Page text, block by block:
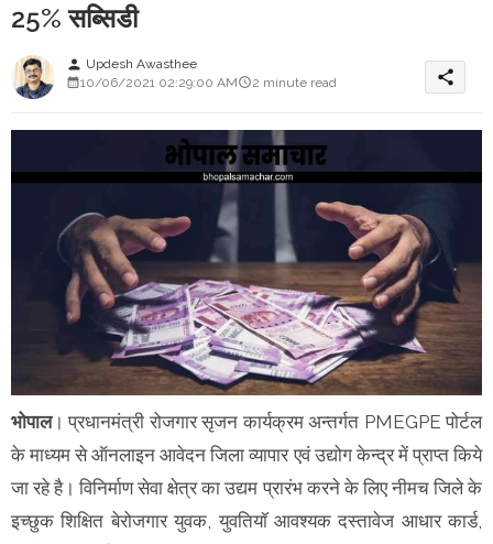
25% सब्सिडी
person Updesh Awasthee
10/06/2021 02:29:00 AM
2 minute read share
भोपाल। प्रधानमंत्री रोजगार सृजन कार्यक्रम अन्‍तर्गत PMEGPE पोर्टल
के माध्‍यम से ऑनलाइन आवेदन जिला व्‍यापार एवं उद्योग केन्‍द्र में प्राप्‍त किये
जा रहे है। विनिर्माण सेवा क्षेत्र का उद्यम प्रारंभ करने के लिए नीमच जिले के
इच्‍छुक शिक्षित बेरोजगार युवक, युवतियॉ आवश्‍यक दस्‍तावेज आधार कार्ड,